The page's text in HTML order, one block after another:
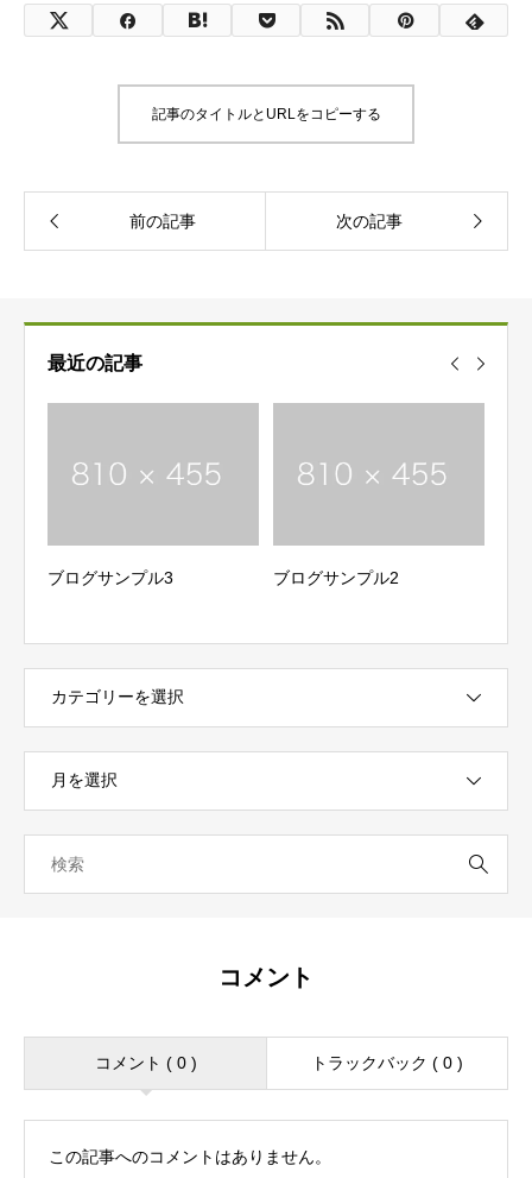
記事のタイトルとURLをコピーする
最近の記事
ブログサンプル3 ブログサンプル2
コメント
コメント ( 0 ) トラックバック ( 0 )
この記事へのコメントはありません。